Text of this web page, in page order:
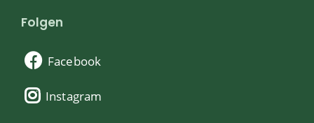
Folgen
Facebook
Instagram